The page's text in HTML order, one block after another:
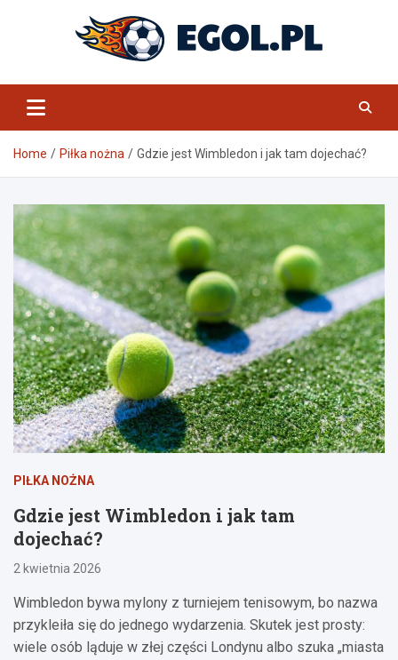
eGol.pl
Home Piłka nożna Gdzie jest Wimbledon i jak tam dojechać?
PIŁKA NOŻNA
Gdzie jest Wimbledon i jak tam
dojechać?
2 kwietnia 2026
Wimbledon bywa mylony z turniejem tenisowym, bo nazwa
przykleiła się do jednego wydarzenia. Skutek jest prosty:
wiele osób ląduje w złej części Londynu albo szuka „miasta